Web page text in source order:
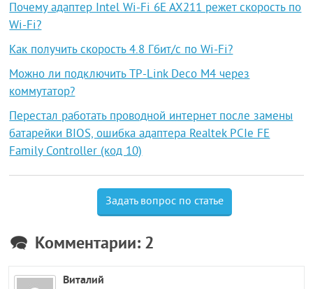
Почему адаптер Intel Wi-Fi 6E AX211 режет скорость по
Wi-Fi?
Как получить скорость 4.8 Гбит/с по Wi-Fi?
Можно ли подключить TP-Link Deco M4 через
коммутатор?
Перестал работать проводной интернет после замены
батарейки BIOS, ошибка адаптера Realtek PCIe FE
Family Controller (код 10)
Задать вопрос по статье
Комментарии: 2
Виталий